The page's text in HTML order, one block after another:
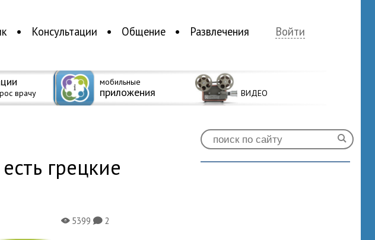
Консультации Общение Развлечения Войти
врачу
мобильные
приложения ВИДЕО
грецкие
X5399K2